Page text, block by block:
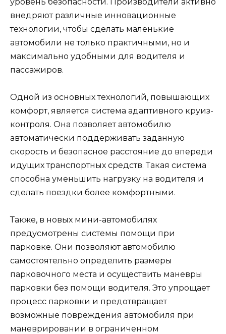
внедряют различные инновационные
технологии, чтобы сделать маленькие
автомобили не только практичными, но и
максимально удобными для водителя и
пассажиров.
Одной из основных технологий, повышающих
комфорт, является система адаптивного круиз-
контроля. Она позволяет автомобилю
автоматически поддерживать заданную
скорость и безопасное расстояние до впереди
идущих транспортных средств. Такая система
способна уменьшить нагрузку на водителя и
сделать поездки более комфортными.
Также, в новых мини-автомобилях
предусмотрены системы помощи при
парковке. Они позволяют автомобилю
самостоятельно определить размеры
парковочного места и осуществить маневры
парковки без помощи водителя. Это упрощает
процесс парковки и предотвращает
возможные повреждения автомобиля при
маневрировании в ограниченном